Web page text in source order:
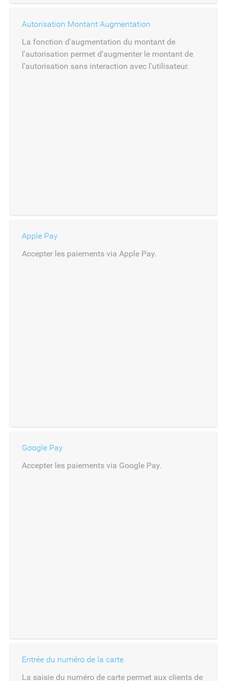
Autorisation Montant Augmentation
La fonction d'augmentation du montant de
l'autorisation permet d'augmenter le montant de
l'autorisation sans interaction avec l'utilisateur.
Apple Pay
Accepter les paiements via Apple Pay.
Google Pay
Accepter les paiements via Google Pay.
Entrée du numéro de la carte
La saisie du numéro de carte permet aux clients de